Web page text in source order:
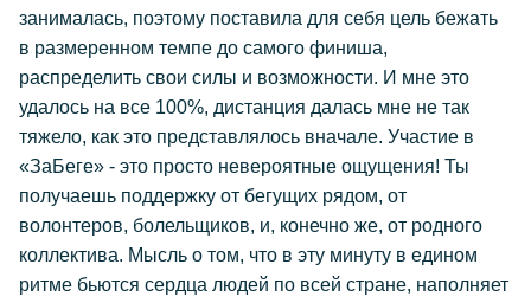
занималась, поэтому поставила для себя цель бежать
в размеренном темпе до самого финиша,
распределить свои силы и возможности. И мне это
удалось на все 100%, дистанция далась мне не так
тяжело, как это представлялось вначале. Участие в
«ЗаБеге» - это просто невероятные ощущения! Ты
получаешь поддержку от бегущих рядом, от
волонтеров, болельщиков, и, конечно же, от родного
коллектива. Мысль о том, что в эту минуту в едином
ритме бьются сердца людей по всей стране, наполняет